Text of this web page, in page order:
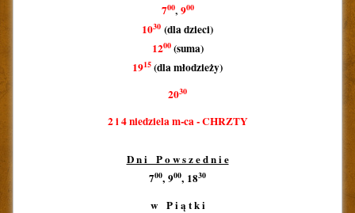
700,900
1030 (dla dzieci)
1200 (suma)
1915 (dla młodzieży)
2030
2 i 4 niedziela m-ca - CHRZTY
D n i P o w s z e d n i e
700, 900, 1830
w P i ą t k i